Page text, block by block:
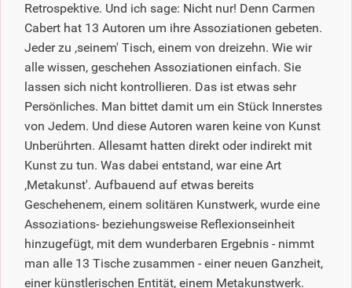
Retrospektive. Und ich sage: Nicht nur! Denn Carmen
Cabert hat 13 Autoren um ihre Assoziationen gebeten.
Jeder zu ‚seinem' Tisch, einem von dreizehn. Wie wir
alle wissen, geschehen Assoziationen einfach. Sie
lassen sich nicht kontrollieren. Das ist etwas sehr
Persönliches. Man bittet damit um ein Stück Innerstes
von Jedem. Und diese Autoren waren keine von Kunst
Unberührten. Allesamt hatten direkt oder indirekt mit
Kunst zu tun. Was dabei entstand, war eine Art
‚Metakunst'. Aufbauend auf etwas bereits
Geschehenem, einem solitären Kunstwerk, wurde eine
Assoziations- beziehungsweise Reflexionseinheit
hinzugefügt, mit dem wunderbaren Ergebnis - nimmt
man alle 13 Tische zusammen - einer neuen Ganzheit,
einer künstlerischen Entität, einem Metakunstwerk.